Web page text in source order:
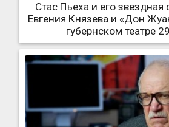
Стас Пьеха и его звездная
Евгения Князева и «Дон
губернском театре